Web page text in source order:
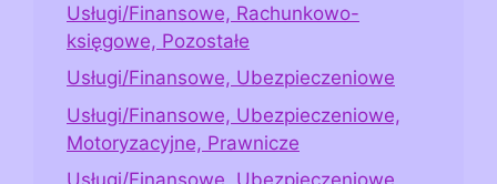
Usługi/Finansowe, Rachunkowo-
księgowe, Pozostałe
Usługi/Finansowe, Ubezpieczeniowe
Usługi/Finansowe, Ubezpieczeniowe,
Motoryzacyjne, Prawnicze